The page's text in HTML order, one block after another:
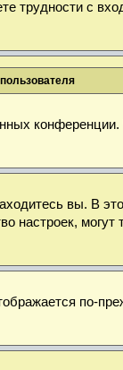
трудности с
вы. В
настроек,
по-